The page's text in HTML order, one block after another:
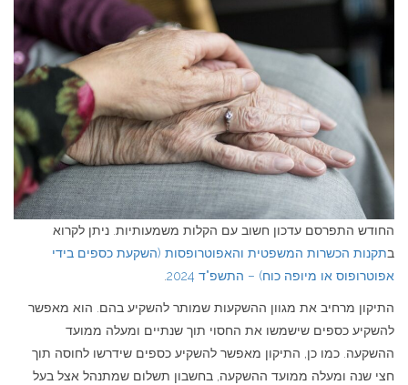
החודש התפרסם עדכון חשוב עם הקלות משמעותיות. ניתן לקרוא
בתקנות הכשרות המשפטית והאפוטרופסות (השקעת כספים בידי
אפוטרופוס או מיופה כוח) – התשפ"ד 2024
.
התיקון מרחיב את מגוון ההשקעות שמותר להשקיע בהם. הוא מאפשר
להשקיע כספים שישמשו את החסוי תוך שנתיים ומעלה ממועד
ההשקעה. כמו כן, התיקון מאפשר להשקיע כספים שידרשו לחוסה תוך
חצי שנה ומעלה ממועד ההשקעה, בחשבון תשלום שמתנהל אצל בעל